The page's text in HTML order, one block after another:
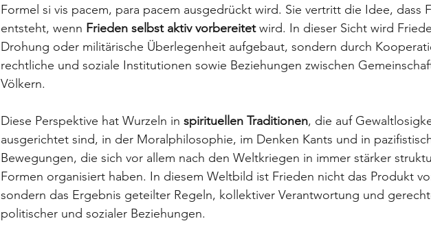
Formel si vis pacem, para pacem ausgedrückt wird. Sie vertritt die Idee, dass
entsteht, wenn Frieden selbst aktiv vorbereitet wird. In dieser Sicht wird
Drohung oder militärische Überlegenheit aufgebaut, sondern durch
rechtliche und soziale Institutionen sowie Beziehungen zwischen
Völkern.
Diese Perspektive hat Wurzeln in spirituellen Traditionen, die auf
ausgerichtet sind, in der Moralphilosophie, im Denken Kants und in
Bewegungen, die sich vor allem nach den Weltkriegen in immer stärker
Formen organisiert haben. In diesem Weltbild ist Frieden nicht das Produkt
sondern das Ergebnis geteilter Regeln, kollektiver Verantwortung und
politischer und sozialer Beziehungen.